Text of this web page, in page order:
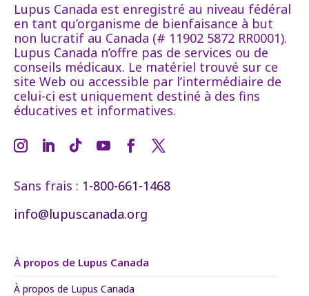
Lupus Canada est enregistré au niveau fédéral
en tant qu’organisme de bienfaisance à but
non lucratif au Canada (# 11902 5872 RR0001).
Lupus Canada n’offre pas de services ou de
conseils médicaux. Le matériel trouvé sur ce
site Web ou accessible par l’intermédiaire de
celui-ci est uniquement destiné à des fins
éducatives et informatives.
Sans frais : 1-800-661-1468
info@lupuscanada.org
À propos de Lupus Canada
À propos de Lupus Canada